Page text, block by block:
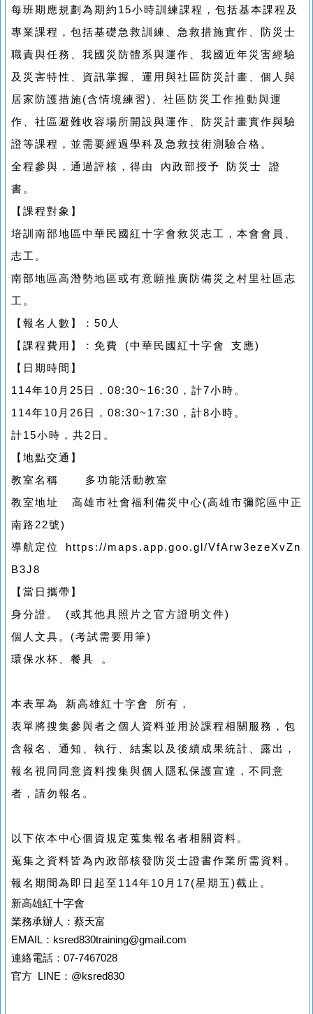
每班期應規劃為期約15小時訓練課程，包括基本課程及
專業課程，包括基礎急救訓練、急救措施實作、防災士
職責與任務、我國災防體系與運作、我國近年災害經驗
及災害特性、資訊掌握、運用與社區防災計畫、個人與
居家防護措施(含情境練習)、社區防災工作推動與運
作、社區避難收容場所開設與運作、防災計畫實作與驗
證等課程，並需要經過學科及急救技術測驗合格。
全程參與，通過評核，得由 內政部授予 防災士 證
書。
【課程對象】
培訓南部地區中華民國紅十字會救災志工，本會會員、
志工。
南部地區高潛勢地區或有意願推廣防備災之村里社區志
工。
【報名人數】：50人
【課程費用】：免費 (中華民國紅十字會 支應)
【日期時間】
114年10月25日，08:30~16:30，計7小時。
114年10月26日，08:30~17:30，計8小時。
計15小時，共2日。
【地點交通】
教室名稱 多功能活動教室
教室地址 高雄市社會福利備災中心(高雄市彌陀區中正
南路22號)
導航定位 https://maps.app.goo.gl/VfArw3ezeXvZn
B3J8
【當日攜帶】
身分證。 (或其他具照片之官方證明文件)
個人文具。(考試需要用筆)
環保水杯、餐具 。
本表單為 新高雄紅十字會 所有，
表單將搜集參與者之個人資料並用於課程相關服務，包
含報名、通知、執行、結案以及後續成果統計、露出，
報名視同同意資料搜集與個人隱私保護宣達，不同意
者，請勿報名。
以下依本中心個資規定蒐集報名者相關資料。
蒐集之資料皆為內政部核發防災士證書作業所需資料。
報名期間為即日起至114年10月17(星期五)截止。
新高雄紅十字會
業務承辦人：蔡天富
EMAIL：ksred830training@gmail.com
連絡電話：07-7467028
官方 LINE：@ksred830